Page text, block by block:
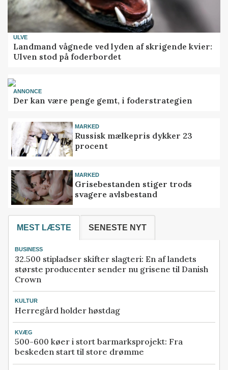
ULVE
Landmand vågnede ved lyden af skrigende kvier:
Ulven stod på foderbordet
ANNONCE
Der kan være penge gemt, i foderstrategien
MARKED
Russisk mælkepris dykker 23
procent
MARKED
Grisebestanden stiger trods
svagere avlsbestand
MEST LÆSTE SENESTE NYT
BUSINESS
32.500 stipladser skifter slagteri: En af landets
største producenter sender nu grisene til Danish
Crown
KULTUR
Herregård holder høstdag
KVÆG
500-600 køer i stort barmarksprojekt: Fra
beskeden start til store drømme